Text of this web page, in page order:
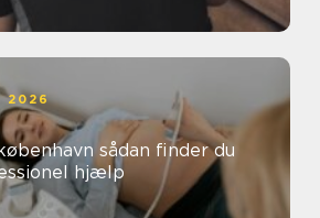
2026
sådan finder du
hjælp